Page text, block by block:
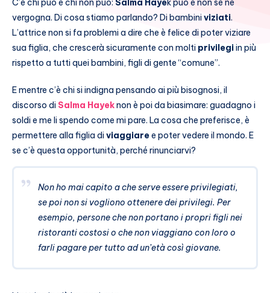
C’è chi può e chi non può: Salma Hayek può e non se ne
vergogna. Di cosa stiamo parlando? Di bambiniviziati.
L’attrice non si fa problemi a dire che è felice di poter viziare
sua figlia, che crescerà sicuramente con molti privilegiin più
rispetto a tutti quei bambini, figli di gente “comune”.
E mentre c’è chi si indigna pensando ai più bisognosi, il
discorso di Salma Hayeknon è poi da biasimare: guadagno i
soldi e me li spendo come mi pare. La cosa che preferisce, è
permettere alla figlia diviaggiaree poter vedere il mondo. E
se c’è questa opportunità, perché rinunciarvi?
Non ho mai capito a che serve essere privilegiati,
se poi non si vogliono ottenere dei privilegi. Per
esempio, persone che non portano i propri figli nei
ristoranti costosi o che non viaggiano con loro o
farli pagare per tutto ad un’età così giovane.